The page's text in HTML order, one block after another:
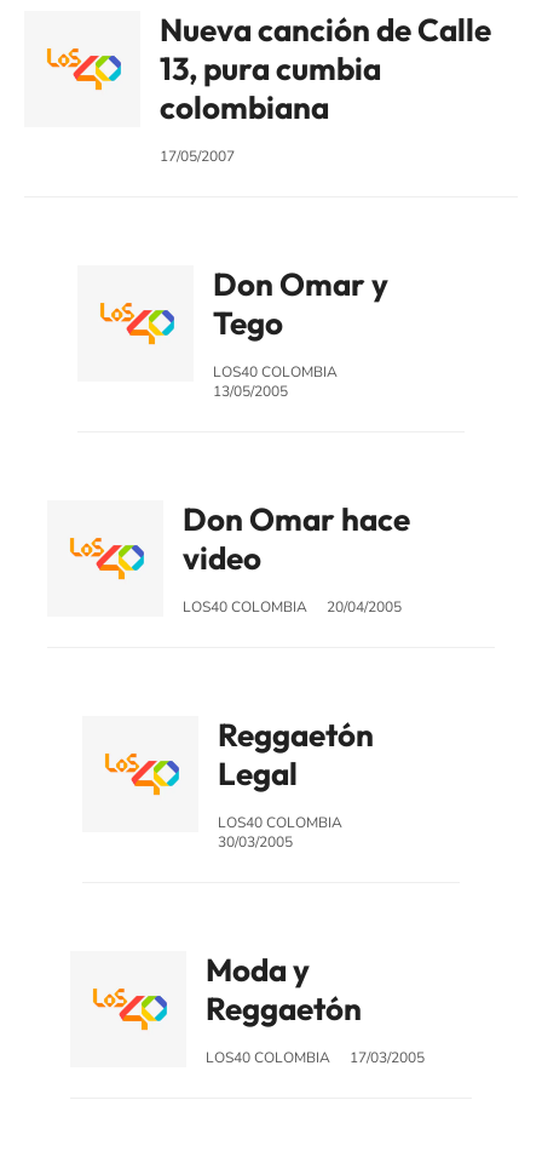
Nueva canción de Calle
13, pura cumbia
colombiana
17/05/2007
Don Omar y
Tego
LOS40 COLOMBIA
13/05/2005
Don Omar hace
video
LOS40 COLOMBIA 20/04/2005
Reggaetón
Legal
LOS40 COLOMBIA
30/03/2005
Moda y
Reggaetón
LOS40 COLOMBIA 17/03/2005